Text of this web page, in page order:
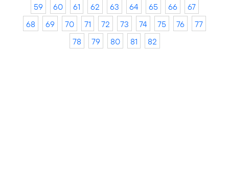
59
60 61 62 63 64 65 66
67
68
69 70 71 72 73 74 75 76
77
78
79 80 81 82